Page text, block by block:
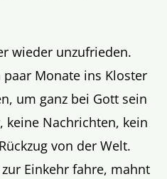
wieder unzufrieden.
Monate ins Kloster
um ganz bei Gott sein
keine Nachrichten, kein
von der Welt.
Einkehr fahre, mahnt